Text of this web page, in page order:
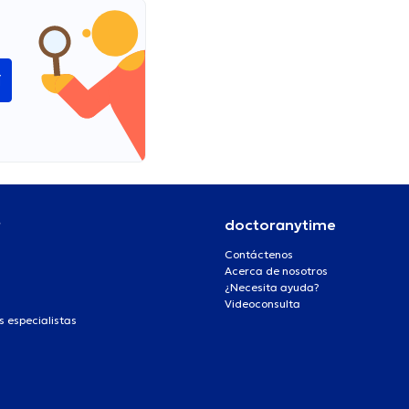
especialistas
doctoranytime
Contáctenos
Acerca de nosotros
¿Necesita ayuda?
Videoconsulta